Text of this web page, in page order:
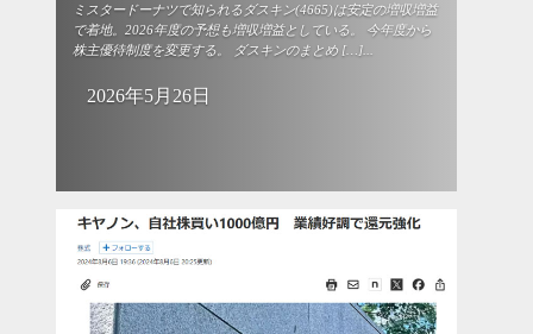
ミスタードーナツで知られるダスキン(4665)は安定の増収増益
で着地。2026年度の予想も増収増益としている。 今年度から
株主優待制度を変更する。 ダスキンのまとめ […]...
2026年5月26日